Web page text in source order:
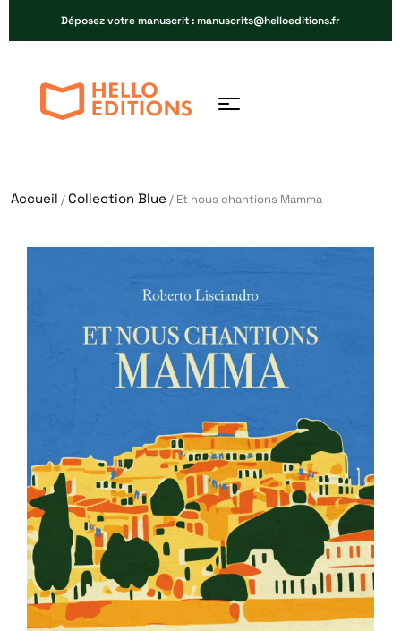
Déposez votre manuscrit : manuscrits@helloeditions.fr
Accueil /Collection Blue / Et nous chantions Mamma